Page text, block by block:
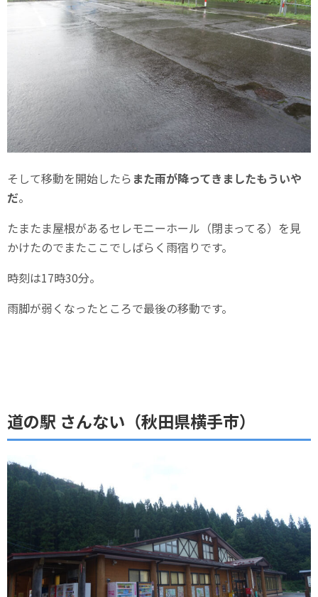
そして移動を開始したら また雨が降ってきましたもういや
だ。
たまたま屋根があるセレモニーホール（閉まってる）を見
かけたのでまたここでしばらく雨宿りです。
時刻は17時30分。
雨脚が弱くなったところで最後の移動です。
道の駅 さんない（秋田県横手市）